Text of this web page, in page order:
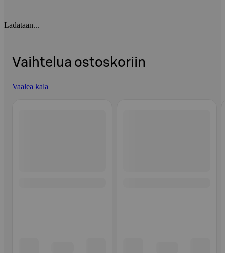
Ladataan...
Vaihtelua ostoskoriin
Vaalea kala